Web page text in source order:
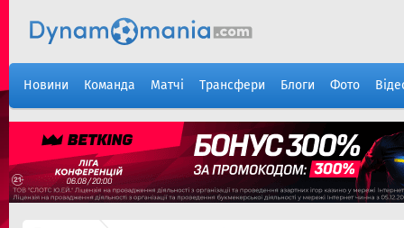
Новини Команда Матчі Трансфери Блоги Фото